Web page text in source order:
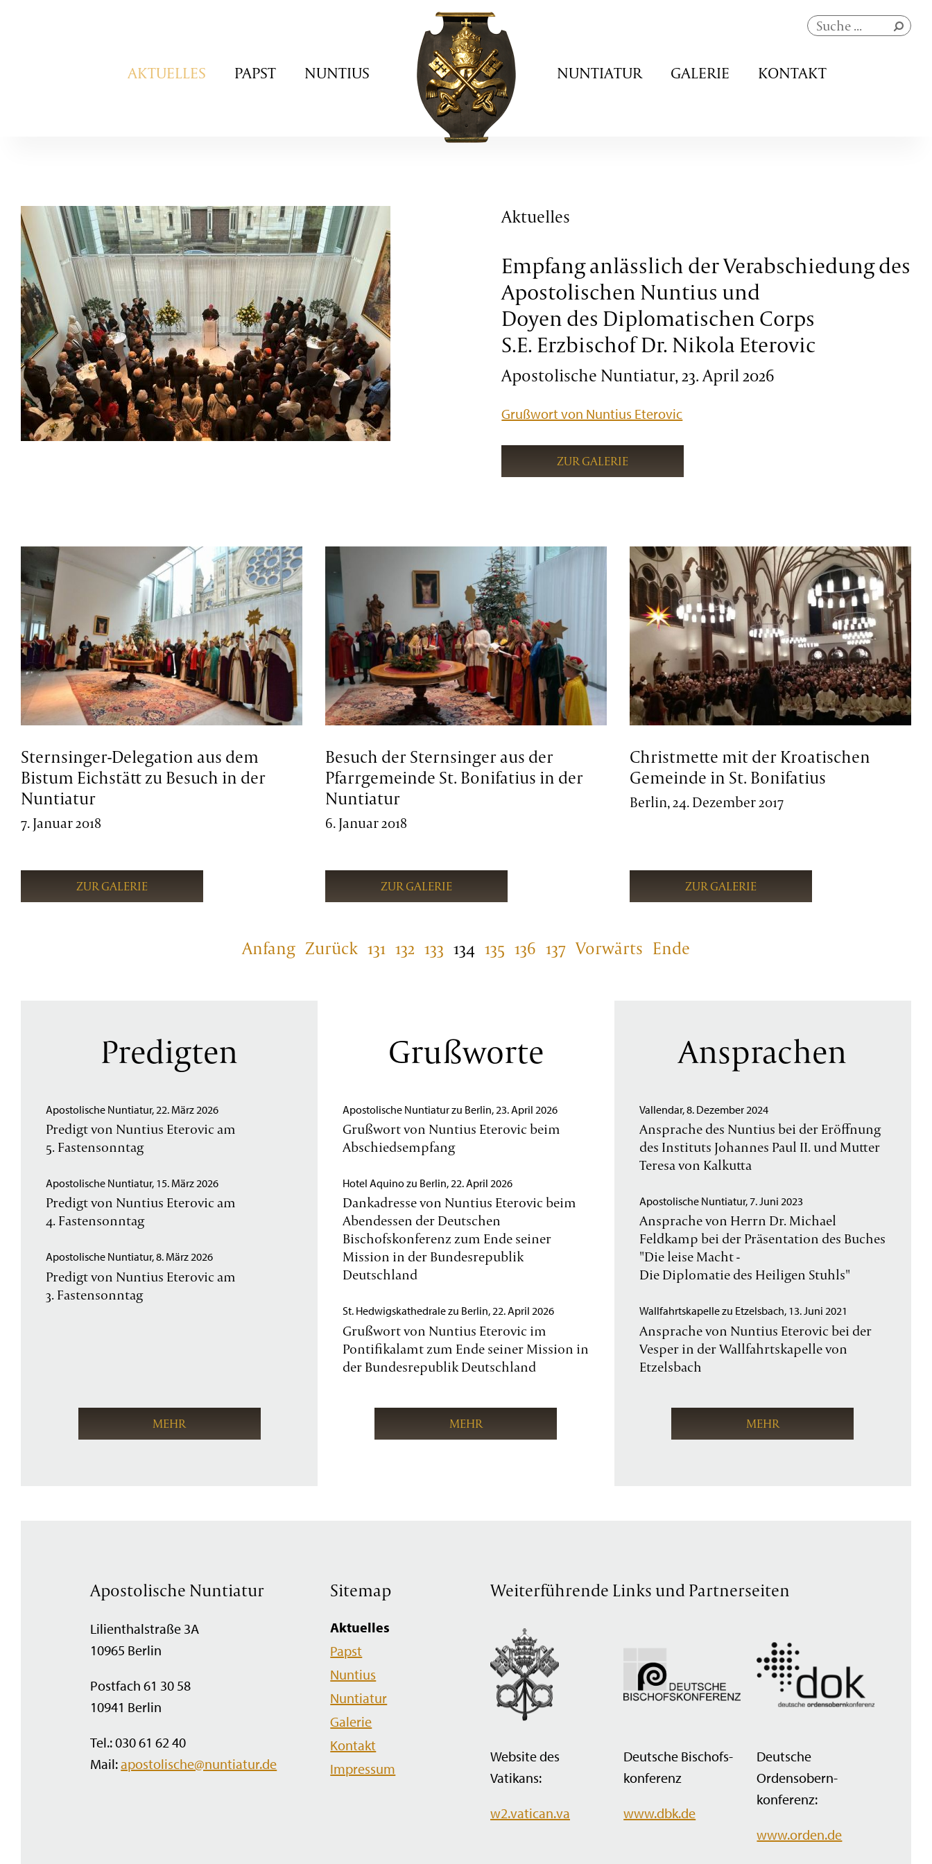
Navigation
überspringen
AKTUELLES PAPST NUNTIUS
Navigation
überspringen
NUNTIATUR GALERIE KONTAKT
Aktuelles
Empfang anlässlich der Verabschiedung des
Apostolischen Nuntius und
Doyen des Diplomatischen Corps
S.E. Erzbischof Dr. Nikola Eterovic
Apostolische Nuntiatur, 23. April 2026
Grußwort von Nuntius Eterovic
ZUR GALERIE
Sternsinger-Delegation aus dem
Bistum Eichstätt zu Besuch in der
Nuntiatur
7. Januar 2018
ZUR GALERIE
Besuch der Sternsinger aus der
Pfarrgemeinde St. Bonifatius in der
Nuntiatur
6. Januar 2018
ZUR GALERIE
Christmette mit der Kroatischen
Gemeinde in St. Bonifatius
Berlin, 24. Dezember 2017
ZUR GALERIE
Anfang Zurück 131 132 133 134 135 136 137 Vorwärts Ende
Predigten
Apostolische Nuntiatur, 22. März 2026
Predigt von Nuntius Eterovic am
5. Fastensonntag
Apostolische Nuntiatur, 15. März 2026
Predigt von Nuntius Eterovic am
4. Fastensonntag
Apostolische Nuntiatur, 8. März 2026
Predigt von Nuntius Eterovic am
3. Fastensonntag
MEHR
Grußworte
Apostolische Nuntiatur zu Berlin, 23. April 2026
Grußwort von Nuntius Eterovic beim
Abschiedsempfang
Hotel Aquino zu Berlin, 22. April 2026
Dankadresse von Nuntius Eterovic beim
Abendessen der Deutschen
Bischofskonferenz zum Ende seiner
Mission in der Bundesrepublik
Deutschland
St. Hedwigskathedrale zu Berlin, 22. April 2026
Grußwort von Nuntius Eterovic im
Pontifikalamt zum Ende seiner Mission in
der Bundesrepublik Deutschland
MEHR
Ansprachen
Vallendar, 8. Dezember 2024
Ansprache des Nuntius bei der Eröffnung
des Instituts Johannes Paul II. und Mutter
Teresa von Kalkutta
Apostolische Nuntiatur, 7. Juni 2023
Ansprache von Herrn Dr. Michael
Feldkamp bei der Präsentation des Buches
"Die leise Macht -
Die Diplomatie des Heiligen Stuhls"
Wallfahrtskapelle zu Etzelsbach, 13. Juni 2021
Ansprache von Nuntius Eterovic bei der
Vesper in der Wallfahrtskapelle von
Etzelsbach
MEHR
Apostolische Nuntiatur
Lilienthalstraße 3A
10965 Berlin
Postfach 61 30 58
10941 Berlin
Tel.: 030 61 62 40
Mail:apostolische@nuntiatur.de
Sitemap
Navigation
überspringen
Aktuelles
Papst
Nuntius
Nuntiatur
Galerie
Kontakt
Impressum
Weiterführende Links und Partnerseiten
Website des
Vatikans:
w2.vatican.va
Deutsche Bischofs­
konferenz
www.dbk.de
Deutsche
Ordensobern­
konferenz:
www.orden.de